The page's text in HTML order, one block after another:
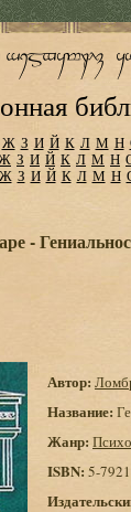
Ж З И Й К Л М Н
З И Й К Л М Н
Ж З И Й К Л М Н
-
Автор:
Название:
Жанр:
ISBN: 5-